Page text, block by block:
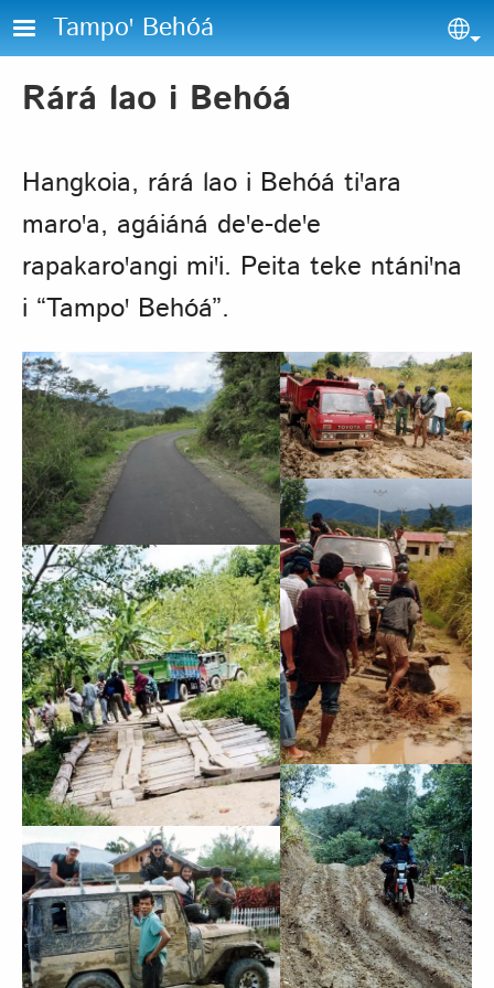
Skip to main content
Tampoꞌ Behóá
Rárá lao i Behóá
Hangkoia, rárá lao i Behóá tiꞌara
maroꞌa, agáiáná deꞌe-deꞌe
rapakaroꞌangi miꞌi. Peita teke ntániꞌna
i “Tampoꞌ Behóá”.